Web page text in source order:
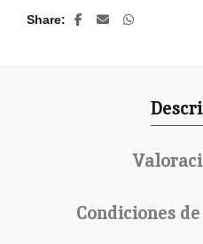
Share
Condiciones